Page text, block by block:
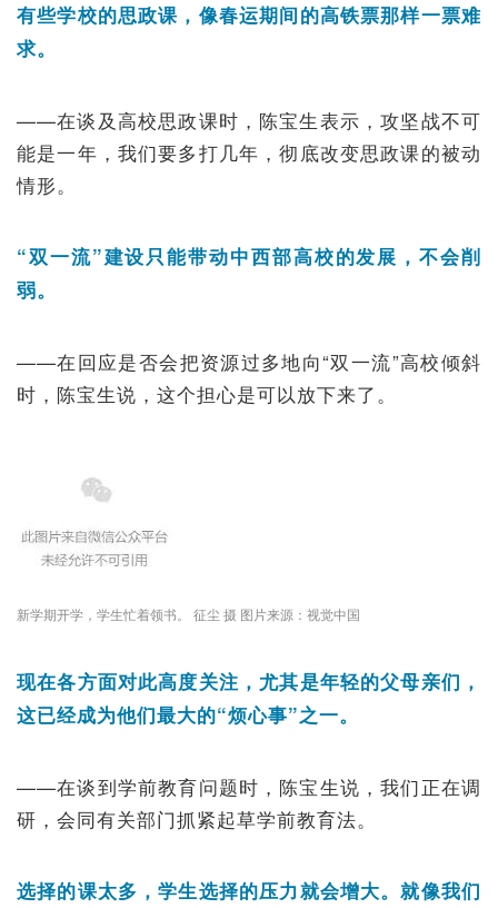
有些学校的思政课，像春运期间的高铁票那样一票难
求。
——在谈及高校思政课时，陈宝生表示，攻坚战不可
能是一年，我们要多打几年，彻底改变思政课的被动
情形。
“双一流”建设只能带动中西部高校的发展，不会削
弱。
——在回应是否会把资源过多地向“双一流”高校倾斜
时，陈宝生说，这个担心是可以放下来了。
新学期开学，学生忙着领书。 征尘 摄 图片来源：视觉中国
现在各方面对此高度关注，尤其是年轻的父母亲们，
这已经成为他们最大的“烦心事”之一。
——在谈到学前教育问题时，陈宝生说，我们正在调
研，会同有关部门抓紧起草学前教育法。
选择的课太多，学生选择的压力就会增大。就像我们